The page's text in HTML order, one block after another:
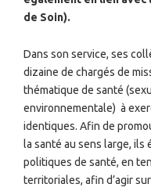
de Soin).
Dans son service, ses
dizaine de chargés de
thématique de santé
environnementale) à
identiques. Afin de
la santé au sens large,
politiques de santé, en
territoriales, afin d’agir